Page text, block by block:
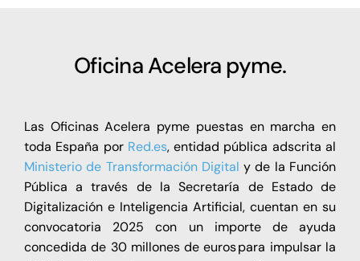
Oficina Acelera pyme.
Las Oficinas Acelera pyme puestas en marcha en
toda España por Red.es, entidad pública adscrita al
Ministerio de Transformación Digital y de la Función
Pública a través de la Secretaría de Estado de
Digitalización e Inteligencia Artificial, cuentan en su
convocatoria 2025 con un importe de ayuda
concedida de 30 millones de euros para impulsar la